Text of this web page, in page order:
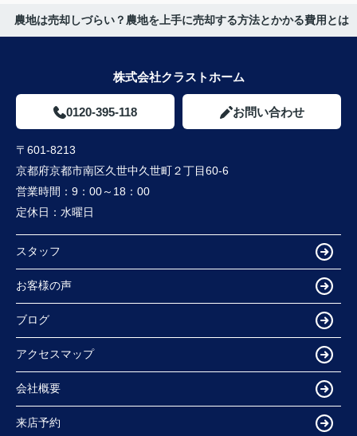
農地は売却しづらい？農地を上手に売却する方法とかかる費用とは
株式会社クラストホーム
0120-395-118 お問い合わせ
〒601-8213
京都府京都市南区久世中久世町２丁目60-6
営業時間： 9：00～18：00
定休日： 水曜日
スタッフ
お客様の声
ブログ
アクセスマップ
会社概要
来店予約